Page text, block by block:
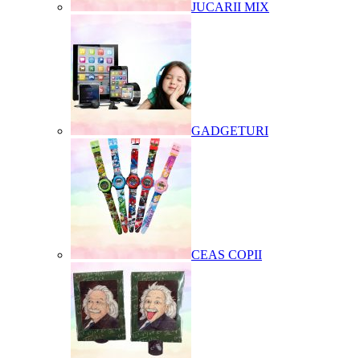
JUCARII MIX
GADGETURI
CEAS COPII